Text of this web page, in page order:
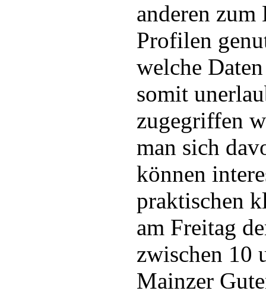
anderen
Profilen
welche
somit
zugegriffen
man sich
können
praktischen
am Freitag
zwischen 10
Mainzer